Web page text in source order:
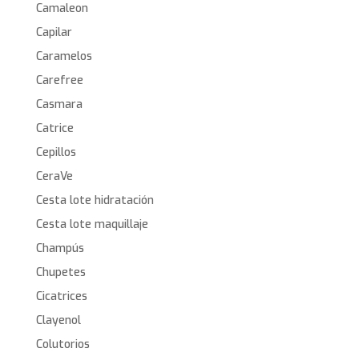
Camaleon
Capilar
Caramelos
Carefree
Casmara
Catrice
Cepillos
CeraVe
Cesta lote hidratación
Cesta lote maquillaje
Champús
Chupetes
Cicatrices
Clayenol
Colutorios